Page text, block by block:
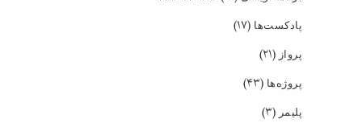
پادکست‌ها (۱۷)
پرواز (۲۱)
پروژه‌ها (۴۳)
پلیمر (۳)